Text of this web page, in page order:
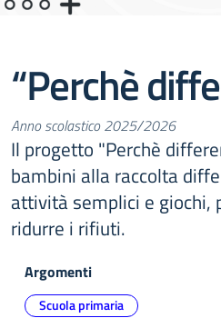
“Perchè
Anno scolastico 2025/2026
Il progetto "Perchè
bambini alla raccolta
attività semplici e giochi,
ridurre i rifiuti.
Argomenti
Scuola primaria